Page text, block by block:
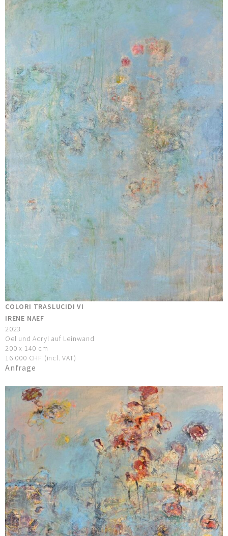
COLORI TRASLUCIDI VI
IRENE NAEF
2023
Oel und Acryl auf Leinwand
200 x 140 cm
16.000 CHF (incl. VAT)
Anfrage